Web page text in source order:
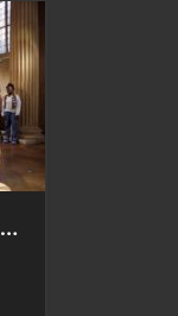
Concert Musée Paul Eluard